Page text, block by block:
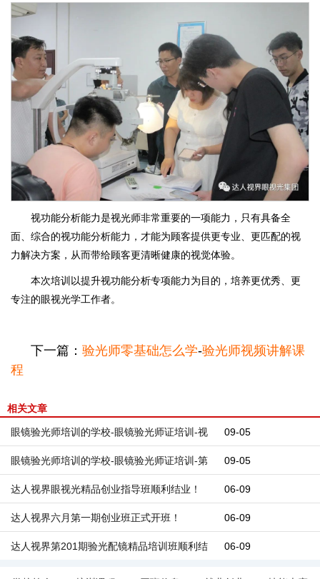
视功能分析能力是视光师非常重要的一项能力，只有具备全
面、综合的视功能分析能力，才能为顾客提供更专业、更匹配的视
力解决方案，从而带给顾客更清晰健康的视觉体验。
本次培训以提升视功能分析专项能力为目的，培养更优秀、更
专注的眼视光学工作者。
下一篇： 验光师零基础怎么学-验光师视频讲解课
程
相关文章
09-05
眼镜验光师培训的学校-眼镜验光师证培训-视
功能培训班顺利结业 09-05
眼镜验光师培训的学校-眼镜验光师证培训-第
207期验光配镜精品培训班开业 06-09
达人视界眼视光精品创业指导班顺利结业！
06-09
达人视界六月第一期创业班正式开班！
06-09
达人视界第201期验光配镜精品培训班顺利结